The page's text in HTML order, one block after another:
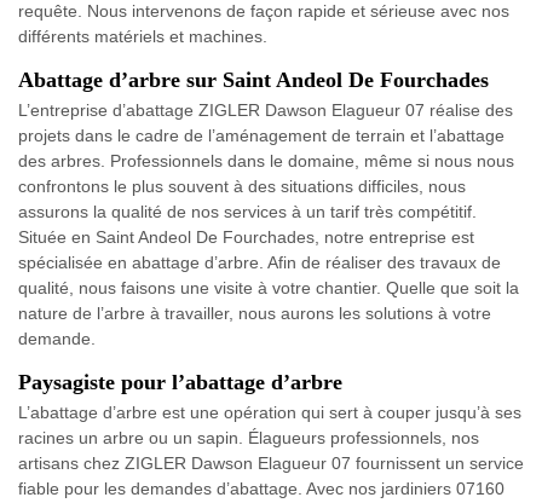
requête. Nous intervenons de façon rapide et sérieuse avec nos
différents matériels et machines.
Abattage d’arbre sur Saint Andeol De Fourchades
L’entreprise d’abattage ZIGLER Dawson Elagueur 07 réalise des
projets dans le cadre de l’aménagement de terrain et l’abattage
des arbres. Professionnels dans le domaine, même si nous nous
confrontons le plus souvent à des situations difficiles, nous
assurons la qualité de nos services à un tarif très compétitif.
Située en Saint Andeol De Fourchades, notre entreprise est
spécialisée en abattage d’arbre. Afin de réaliser des travaux de
qualité, nous faisons une visite à votre chantier. Quelle que soit la
nature de l’arbre à travailler, nous aurons les solutions à votre
demande.
Paysagiste pour l’abattage d’arbre
L’abattage d’arbre est une opération qui sert à couper jusqu’à ses
racines un arbre ou un sapin. Élagueurs professionnels, nos
artisans chez ZIGLER Dawson Elagueur 07 fournissent un service
fiable pour les demandes d’abattage. Avec nos jardiniers 07160